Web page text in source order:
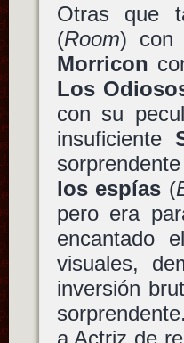
Otras que
(Room) con
Morricon
Los
con su
insuficiente
los espías (
pero era
encantado
visuales,
inversión
a Actriz de